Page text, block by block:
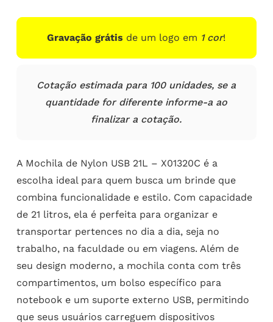
clientes
Gravação grátis de um logo em 1 cor!
Cotação estimada para 100 unidades, se a
quantidade for diferente informe-a ao
finalizar a cotação.
A Mochila de Nylon USB 21L – X01320C é a
escolha ideal para quem busca um brinde que
combina funcionalidade e estilo. Com capacidade
de 21 litros, ela é perfeita para organizar e
transportar pertences no dia a dia, seja no
trabalho, na faculdade ou em viagens. Além de
seu design moderno, a mochila conta com três
compartimentos, um bolso específico para
notebook e um suporte externo USB, permitindo
que seus usuários carreguem dispositivos